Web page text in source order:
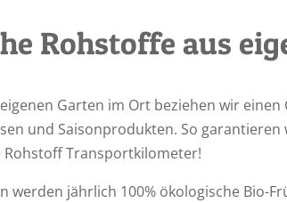
Rohstoffe aus
Garten im Ort beziehen wir
und Saisonprodukten. So
Transportkilometer!
werden jährlich 100% ökologische Bio-